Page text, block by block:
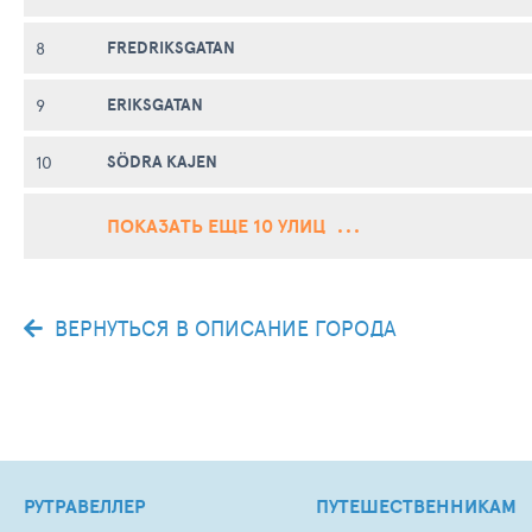
8 FREDRIKSGATAN
9 ERIKSGATAN
10 SÖDRA KAJEN
ПОКАЗАТЬ ЕЩЕ 10 УЛИЦ
ВЕРНУТЬСЯ В ОПИСАНИЕ ГОРОДА
РУТРАВЕЛЛЕР ПУТЕШЕСТВЕННИКАМ